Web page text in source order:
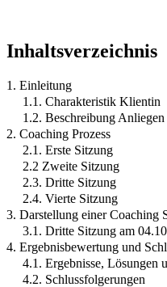
Inhaltsverzeichnis
1. Einleitung
1.1. Charakteristik Klientin
1.2. Beschreibung Anliegen
2. Coaching Prozess
2.1. Erste Sitzung
2.2 Zweite Sitzung
2.3. Dritte Sitzung
2.4. Vierte Sitzung
3. Darstellung einer Coaching
3.1. Dritte Sitzung am
4. Ergebnisbewertung und
4.1. Ergebnisse, Lösungen
4.2. Schlussfolgerungen